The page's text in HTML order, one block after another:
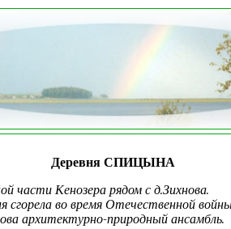
Деревня СПИЦЫНА
части Кенозера рядом с д.Зихнова.
сгорела во время Отечественной
архитектурно-природный ансамбль.